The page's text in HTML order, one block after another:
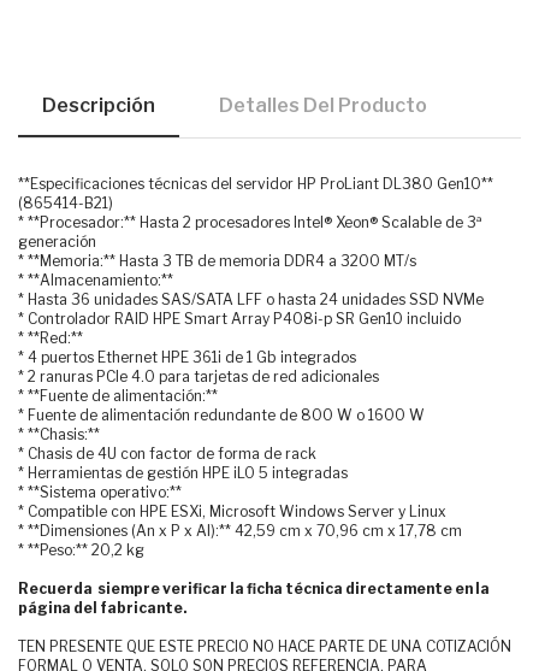
Descripción Detalles Del Producto
**Especificaciones técnicas del servidor HP ProLiant DL380 Gen10**
(865414-B21)
* **Procesador:** Hasta 2 procesadores Intel® Xeon® Scalable de 3ª
generación
* **Memoria:** Hasta 3 TB de memoria DDR4 a 3200 MT/s
* **Almacenamiento:**
* Hasta 36 unidades SAS/SATA LFF o hasta 24 unidades SSD NVMe
* Controlador RAID HPE Smart Array P408i-p SR Gen10 incluido
* **Red:**
* 4 puertos Ethernet HPE 361i de 1 Gb integrados
* 2 ranuras PCIe 4.0 para tarjetas de red adicionales
* **Fuente de alimentación:**
* Fuente de alimentación redundante de 800 W o 1600 W
* **Chasis:**
* Chasis de 4U con factor de forma de rack
* Herramientas de gestión HPE iLO 5 integradas
* **Sistema operativo:**
* Compatible con HPE ESXi, Microsoft Windows Server y Linux
* **Dimensiones (An x P x Al):** 42,59 cm x 70,96 cm x 17,78 cm
* **Peso:** 20,2 kg
Recuerda siempre verificar la ficha técnica directamente en la
página del fabricante.
TEN PRESENTE QUE ESTE PRECIO NO HACE PARTE DE UNA COTIZACIÓN
FORMAL O VENTA, SOLO SON PRECIOS REFERENCIA, PARA